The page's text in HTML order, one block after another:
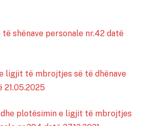
shënave personale nr.42 datë
ligjit të mbrojtjes së të dhënave
21.05.2025
plotësimin e ligjit të mbrojtjes